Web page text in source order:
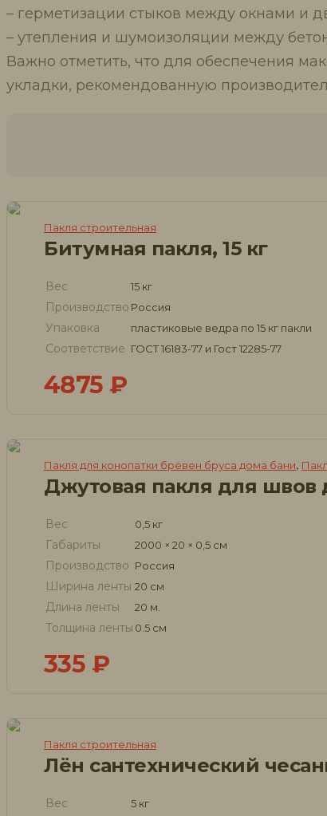
– герметизации стыков между окнами и
– утепления и шумоизоляции между
Важно отметить, что для обеспечения
укладки, рекомендованную
Пакля строительная
Битумная пакля, 15 кг
Вес 15 кг
Производство Россия
Упаковка пластиковые ведра по 15 кг пакли
Соответствие ГОСТ 16183-77 и Гост 12285-77
4875 ₽
Пакля для конопатки брёвен бруса дома бани,
Вес 0,5 кг
Габариты 2000 × 20 × 0,5 см
Производство Россия
Ширина ленты 20 см
Длина ленты 20 м.
Толщина ленты 0.5 см
335 ₽
Пакля строительная
Лён сантехнический
Вес 5 кг